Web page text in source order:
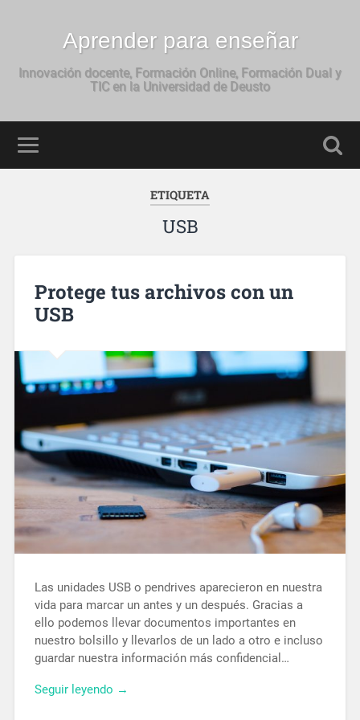
Aprender para enseñar
Innovación docente, Formación Online, Formación Dual y
TIC en la Universidad de Deusto
ETIQUETA
USB
Protege tus archivos con un
USB
Las unidades USB o pendrives aparecieron en nuestra
vida para marcar un antes y un después. Gracias a
ello podemos llevar documentos importantes en
nuestro bolsillo y llevarlos de un lado a otro e incluso
guardar nuestra información más confidencial…
Seguir leyendo →